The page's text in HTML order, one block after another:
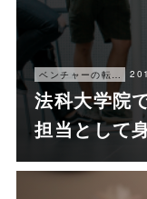
法科大学院
担当として